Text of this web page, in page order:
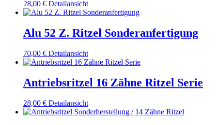
28,00 € Detailansicht
Alu 52 Z. Ritzel Sonderanfertigung
70,00 € Detailansicht
Antriebsritzel 16 Zähne Ritzel Serie
28,00 € Detailansicht